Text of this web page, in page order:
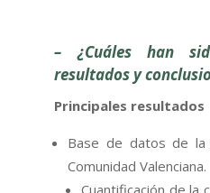
– ¿Cuáles han
resultados y
Principales resultados
Base de datos de
Comunidad Valenciana.
Cuantificación de la